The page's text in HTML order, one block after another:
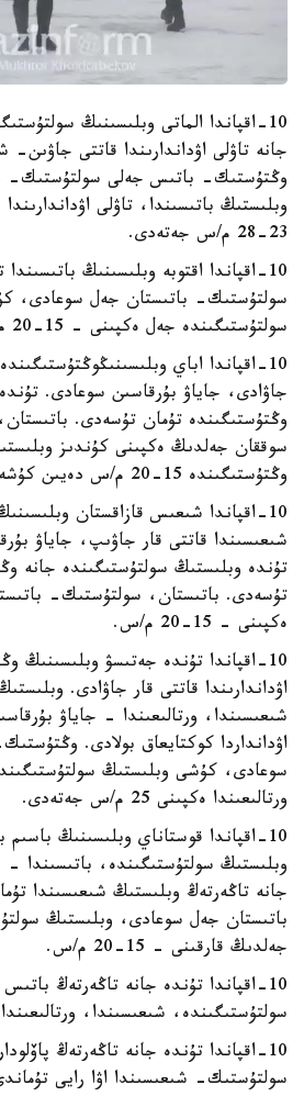
10-اقپاندا الماتى وبلىسىنىڭ
جانە تاۋلى اۋداندارىندا قاتتى
وڭتۇستىك- باتىس جەلى سولتۇستىك-
23-28 م/س جەتەدى.
10-اقپاندا اقتوبە وبلىسىنىڭ
سولتۇستىك- باتىستان جەل سوعادى،
سولتۇستىگىندە جەل ەكپىنى - 15-20 م/س.
10-اقپاندا اباي
جاۋادى، جاياۋ بۇرقاسىن سوعادى.
وڭتۇستىگىندە تۇمان تۇسەدى.
سوققان جەلدىڭ ەكپىنى كۇندىز
وڭتۇستىگىندە 15-20 م/س دەيىن كۇشەيەدى.
10-اقپاندا شىعىس قازاقستان
شىعىسىندا قاتتى قار جاۋىپ، جاياۋ
تۇندە وبلىستىڭ سولتۇستىگىندە جانە
تۇسەدى. باتىستان، سولتۇستىك-
ەكپىنى - 15-20 م/س.
10-اقپاندا تۇندە جەتىسۋ وبلىسىنىڭ
اۋداندارىندا قاتتى قار جاۋادى.
شىعىسىندا، ورتالىعىندا - جاياۋ
اۋدانداردا كوكتايعاق بولادى.
سوعادى، كۇشى وبلىستىڭ
ورتالىعىندا ەكپىنى 25 م/س جەتەدى.
10-اقپاندا قوستاناي وبلىسىنىڭ
وبلىستىڭ سولتۇستىگىندە، باتىسىندا -
جانە تاڭەرتەڭ وبلىستىڭ شىعىسىندا
باتىستان جەل سوعادى، وبلىستىڭ
جەلدىڭ قارقىنى - 15-20 م/س.
10-اقپاندا تۇندە جانە تاڭەرتەڭ
سولتۇستىگىندە، شىعىسىندا،
10-اقپاندا تۇندە جانە تاڭەرتەڭ
سولتۇستىك- شىعىسىندا اۋا رايى